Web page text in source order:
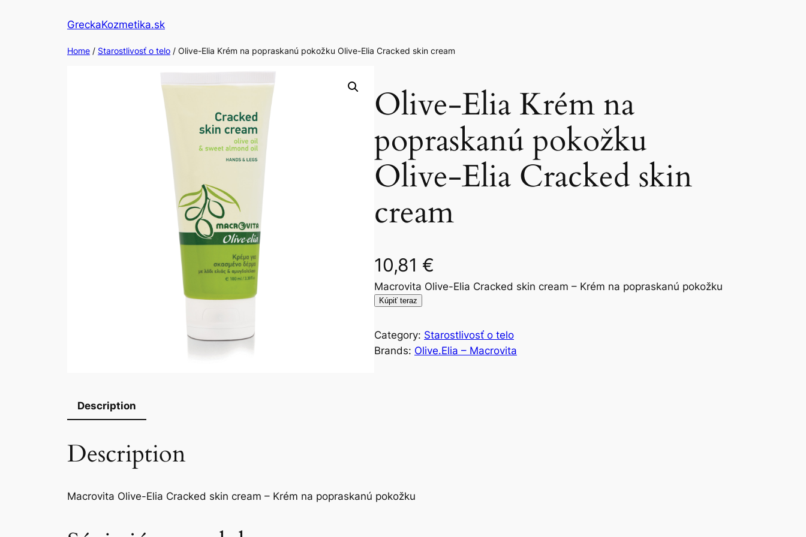
GreckaKozmetika.sk
Home / Starostlivosť o telo / Olive-Elia Krém na popraskanú pokožku Olive-Elia Cracked skin cream
Olive-Elia Krém na
popraskanú pokožku
Olive-Elia Cracked skin
cream
10,81 €
Macrovita Olive-Elia Cracked skin cream – Krém na popraskanú pokožku
Kúpiť teraz
Category: Starostlivosť o telo
Brands: Olive.Elia – Macrovita
Description
Description
Macrovita Olive-Elia Cracked skin cream – Krém na popraskanú pokožku